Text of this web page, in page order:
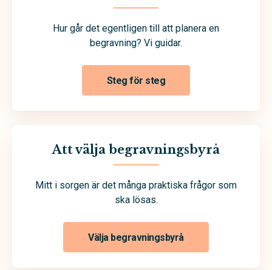
Hur går det egentligen till att planera en
begravning? Vi guidar.
Steg för steg
Att välja begravningsbyrå
Mitt i sorgen är det många praktiska frågor som
ska lösas.
Välja begravningsbyrå